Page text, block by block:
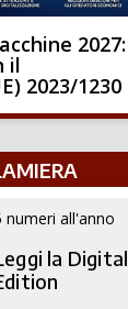
2027:
il
2023/1230
numeri all'anno
la Digital